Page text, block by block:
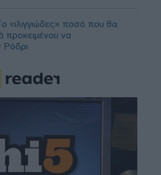
«ιλιγγιώδες» ποσό που θα
προκειμένου να
Ρόδρι